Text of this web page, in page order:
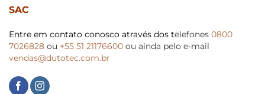
SAC
Entre em contato conosco através dos telefones 0800
7026828 ou +55 51 21176600 ou ainda pelo e-mail
vendas@dutotec.com.br